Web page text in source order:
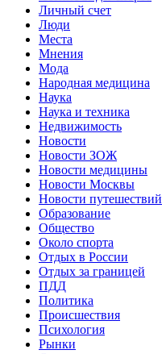
Личный счет
Люди
Места
Мнения
Мода
Народная медицина
Наука
Наука и техника
Недвижимость
Новости
Новости ЗОЖ
Новости медицины
Новости Москвы
Новости путешествий
Образование
Общество
Около спорта
Отдых в России
Отдых за границей
ПДД
Политика
Происшествия
Психология
Рынки